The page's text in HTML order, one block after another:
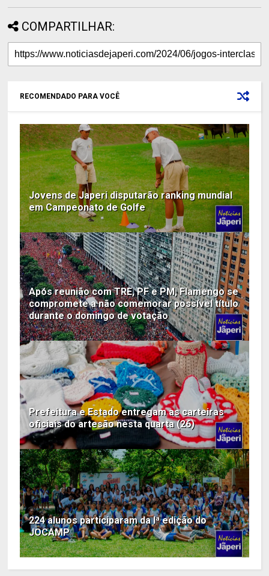
COMPARTILHAR:
RECOMENDADO PARA VOCÊ
Jovens de Japeri disputarão ranking mundial
em Campeonato de Golfe
Após reunião com TRE, PF e PM, Flamengo se
compromete a não comemorar possível título
durante o domingo de votação
Prefeitura e Estado entregam as carteiras
oficiais do artesão nesta quarta (26)
224 alunos participaram da Iª edição do
JOCAMP